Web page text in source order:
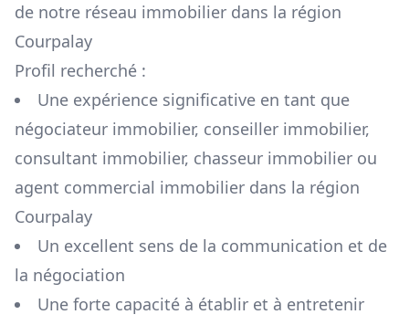
de notre réseau immobilier dans la région
Courpalay
Profil recherché :
Une expérience significative en tant que
négociateur immobilier, conseiller immobilier,
consultant immobilier, chasseur immobilier ou
agent commercial immobilier dans la région
Courpalay
Un excellent sens de la communication et de
la négociation
Une forte capacité à établir et à entretenir